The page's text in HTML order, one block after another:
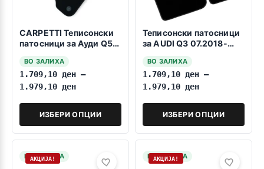
CARPETTI Теписонски
патосници за Ауди Q5
ВО ЗАЛИХА
1.709,10 ден –
1.979,10 ден
ИЗБЕРИ ОПЦИИ
Теписонски патосници
за AUDI Q3 07.2018-
ВО ЗАЛИХА
1.709,10 ден –
1.979,10 ден
ИЗБЕРИ ОПЦИИ
НА ЗАЛИХА
АКЦИЈА! НА ЗАЛИХА
АКЦИЈА!